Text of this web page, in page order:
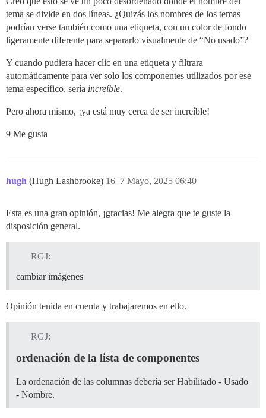
tema se divide en dos líneas. ¿Quizás los nombres de los temas
podrían verse también como una etiqueta, con un color de fondo
ligeramente diferente para separarlo visualmente de “No usado”?
Y cuando pudiera hacer clic en una etiqueta y filtrara
automáticamente para ver solo los componentes utilizados por ese
tema específico, sería increíble.
Pero ahora mismo, ¡ya está muy cerca de ser increíble!
9 Me gusta
hugh (Hugh Lashbrooke) 7 Mayo, 2025 06:40
16
Esta es una gran opinión, ¡gracias! Me alegra que te guste la
disposición general.
RGJ:
cambiar imágenes
Opinión tenida en cuenta y trabajaremos en ello.
RGJ:
ordenación de la lista de componentes
La ordenación de las columnas debería ser Habilitado - Usado
- Nombre.